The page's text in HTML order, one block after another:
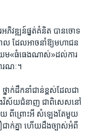
ភិវឌ្ឍន៍ផ្នត់គំនិត​ បានចោទ
បាល​ ដែលអាចនាំឱ្យមហាជន
ឈម«ធំធេង​ណាស់»ដល់​ការ
រណៈ។
ាក់ដឹកនាំ​ជាន់ខ្ពស់​ដែល​ជា
នុង​វិស័យ​ជំនាញ ជា​ពិសេស​នៅ​
យ ពី​ព្រោះ​អី សំឡេង​តែ​មួយ​
ជាក់​គ្នា ហើយ​ដឹង​ច្បាស់​អំពី​